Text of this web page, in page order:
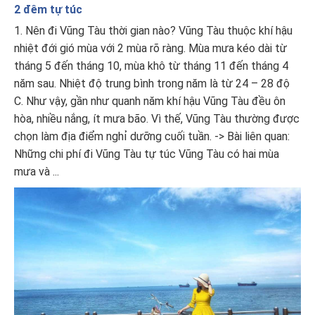
2 đêm tự túc
1. Nên đi Vũng Tàu thời gian nào? Vũng Tàu thuộc khí hậu
nhiệt đới gió mùa với 2 mùa rõ ràng. Mùa mưa kéo dài từ
tháng 5 đến tháng 10, mùa khô từ tháng 11 đến tháng 4
năm sau. Nhiệt độ trung bình trong năm là từ 24 – 28 độ
C. Như vậy, gần như quanh năm khí hậu Vũng Tàu đều ôn
hòa, nhiều nắng, ít mưa bão. Vì thế, Vũng Tàu thường được
chọn làm địa điểm nghỉ dưỡng cuối tuần. -> Bài liên quan:
Những chi phí đi Vũng Tàu tự túc Vũng Tàu có hai mùa
mưa và ...